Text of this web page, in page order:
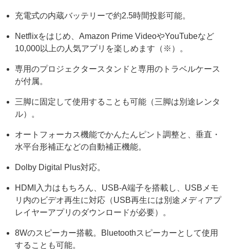
充電式の内蔵バッテリーで約2.5時間投影可能。
Netflixをはじめ、Amazon Prime VideoやYouTubeなど
10,000以上の人気アプリを楽しめます（※）。
専用のプロジェクタースタンドと専用のトラベルケース
が付属。
三脚に固定して使用することも可能（三脚は別途レンタ
ル）。
オートフォーカス機能でかんたんピント調整と、垂直・
水平台形補正などの自動補正機能。
Dolby Digital Plus対応。
HDMI入力はもちろん、USB-A端子を搭載し、USBメモ
リ内のビデオ再生に対応（USB再生には別途メディアプ
レイヤーアプリのダウンロードが必要）。
8Wのスピーカー搭載。Bluetoothスピーカーとして使用
することも可能。